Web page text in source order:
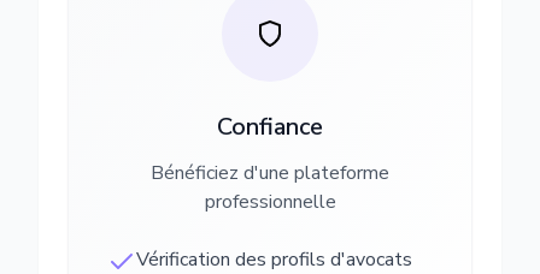
Confiance
Bénéficiez d'une plateforme
professionnelle
Vérification des profils d'avocats